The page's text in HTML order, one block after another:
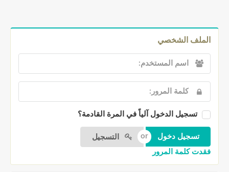
الملف الشخصي
تسجيل الدخول آلياً في المرة القادمة؟
التسجيل
فقدت كلمة المرور